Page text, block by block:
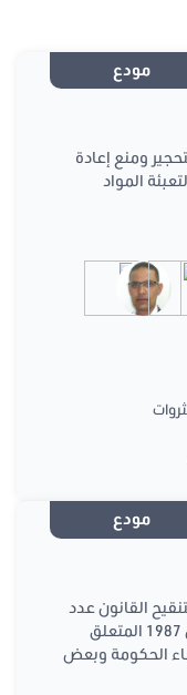
مودع
ومنع إعادة
المواد
مودع
القانون عدد
17 لسنة 1987 المؤرخ فى 10 افريل 1987 المتعلق
الحكومة وبعض